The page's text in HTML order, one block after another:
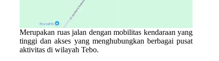
Merupakan ruas jalan dengan mobilitas kendaraan yang
tinggi dan akses yang menghubungkan berbagai pusat
aktivitas di wilayah Tebo.